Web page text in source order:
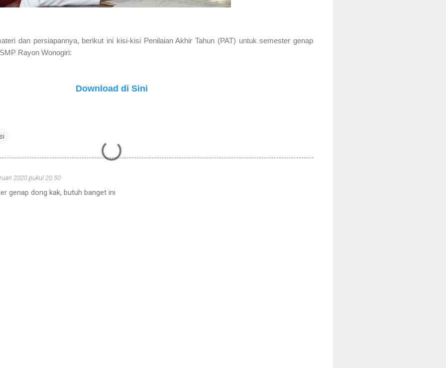
dan persiapannya, berikut ini kisi-kisi Penilaian Akhir Tahun (PAT) untuk semester genap
Rayon Wonogiri:
Download di Sini
2020 pukul 20.50
genap dong kak, butuh banget ini